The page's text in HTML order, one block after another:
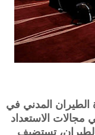
الطيران المدني في
مجالات الاستعداد
تستضيف